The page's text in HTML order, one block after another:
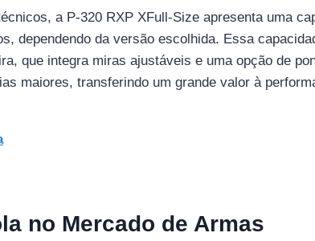
a P-320 RXP XFull-Size apresenta uma
dependendo da versão escolhida. Essa
que integra miras ajustáveis e uma opção de
maiores, transferindo um grande valor à
no Mercado de Armas